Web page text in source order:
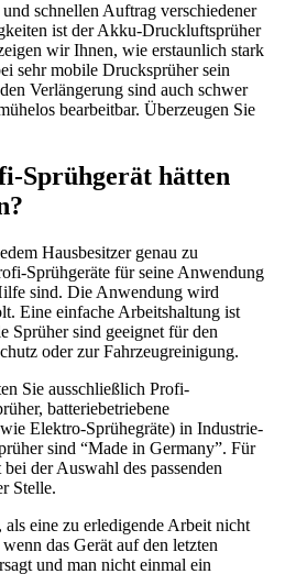
schnellen Auftrag verschiedener
ist der Akku-Druckluftsprüher
wir Ihnen, wie erstaunlich stark
sehr mobile Drucksprüher sein
Verlängerung sind auch schwer
bearbeitbar. Überzeugen Sie
Sprühgerät hätten
Hausbesitzer genau zu
Sprühgeräte für seine Anwendung
sind. Die Anwendung wird
Eine einfache Arbeitshaltung ist
Sprüher sind geeignet für den
oder zur Fahrzeugreinigung.
Sie ausschließlich Profi-
batteriebetriebene
Elektro-Sprühegräte) in Industrie-
sind “Made in Germany”. Für
der Auswahl des passenden
Stelle.
eine zu erledigende Arbeit nicht
das Gerät auf den letzten
und man nicht einmal ein